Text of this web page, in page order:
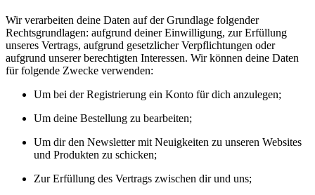
Wir verarbeiten deine Daten auf der Grundlage folgender
Rechtsgrundlagen: aufgrund deiner Einwilligung, zur Erfüllung
unseres Vertrags, aufgrund gesetzlicher Verpflichtungen oder
aufgrund unserer berechtigten Interessen. Wir können deine Daten
für folgende Zwecke verwenden:
Um bei der Registrierung ein Konto für dich anzulegen;
Um deine Bestellung zu bearbeiten;
Um dir den Newsletter mit Neuigkeiten zu unseren Websites
und Produkten zu schicken;
Zur Erfüllung des Vertrags zwischen dir und uns;